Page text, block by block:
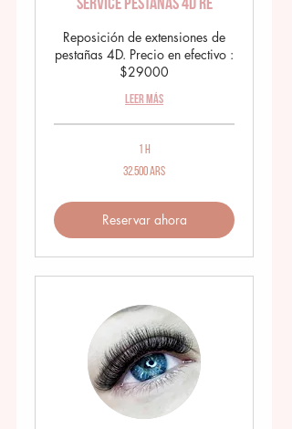
Service Pestañas 4D RE
Reposición de extensiones de
pestañas 4D. Precio en efectivo :
$29000
Leer más
1 h
32.500 ARS
Reservar ahora